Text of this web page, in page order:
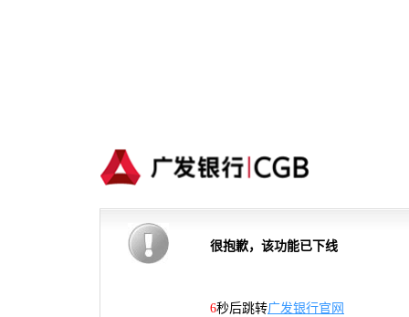
很抱歉，该功能已下线
5秒后跳转广发银行官网